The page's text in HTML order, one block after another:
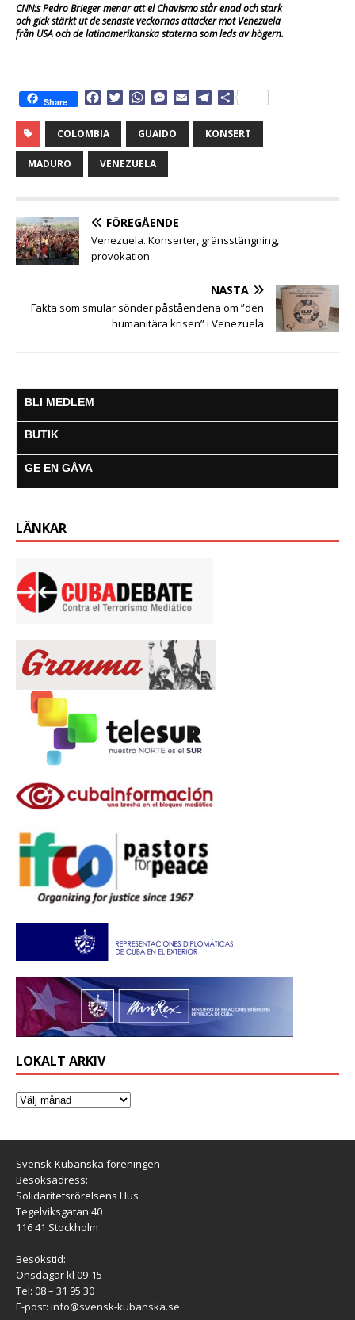
CNN:s Pedro Brieger menar att el Chavismo står enad och stark
och gick stärkt ut de senaste veckornas attacker mot Venezuela
från USA och de latinamerikanska staterna som leds av högern.
Share
c
e
b
o
t
t
e
W
a
t
s
A
M
s
s
n
r
l
e
D
l
a
COLOMBIA GUAIDO KONSERT
MADURO VENEZUELA
FÖREGÅENDE
Venezuela. Konserter, gränsstängning,
provokation
NÄSTA
Fakta som smular sönder påståendena om ”den
humanitära krisen” i Venezuela
BLI MEDLEM
BUTIK
GE EN GÅVA
LÄNKAR
LOKALT ARKIV
Svensk-Kubanska föreningen
Besöksadress:
Solidaritetsrörelsens Hus
Tegelviksgatan 40
116 41 Stockholm
Besökstid:
Onsdagar kl 09-15
Tel: 08 – 31 95 30
E-post: info@svensk-kubanska.se